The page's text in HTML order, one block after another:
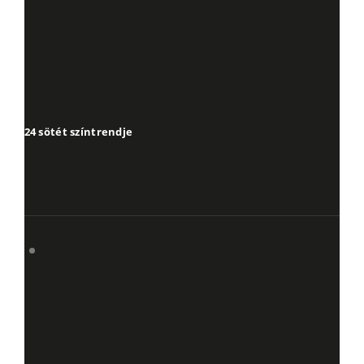
2024 sötét színtrendje